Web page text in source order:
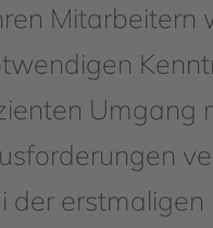
Mitarbeitern
Umgang
der erstmaligen